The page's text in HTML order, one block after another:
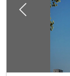
Previous